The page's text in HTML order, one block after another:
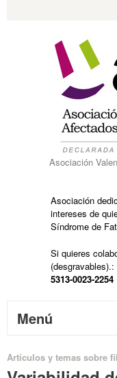
Asociación
Asociación
intereses de
Síndrome de
Si quieres
(desgravables).:
5313-0023-2254
Menú
Artículos y temas sobre